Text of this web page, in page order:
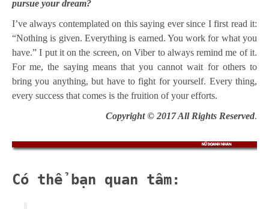
pursue your dream?
I’ve always contemplated on this saying ever since I first read it:
“Nothing is given. Everything is earned. You work for what you
have.” I put it on the screen, on Viber to always remind me of it.
For me, the saying means that you cannot wait for others to
bring you anything, but have to fight for yourself. Every thing,
every success that comes is the fruition of your efforts.
Copyright © 2017 All Rights Reserved.
Có thể bạn quan tâm: